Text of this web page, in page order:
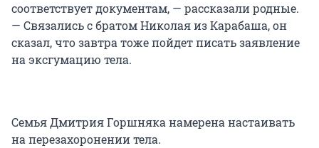
соответствует документам, — рассказали родные.
— Связались с братом Николая из Карабаша, он
сказал, что завтра тоже пойдет писать заявление
на эксгумацию тела.
Семья Дмитрия Горшняка намерена настаивать
на перезахоронении тела.